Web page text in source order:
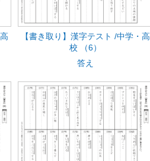
【書き取り】漢字テスト /中学・高
校 （6）
答え